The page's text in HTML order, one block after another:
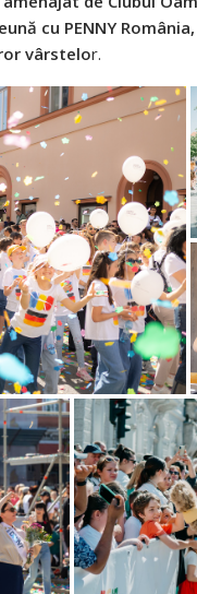
cu PENNY
vârstelor.